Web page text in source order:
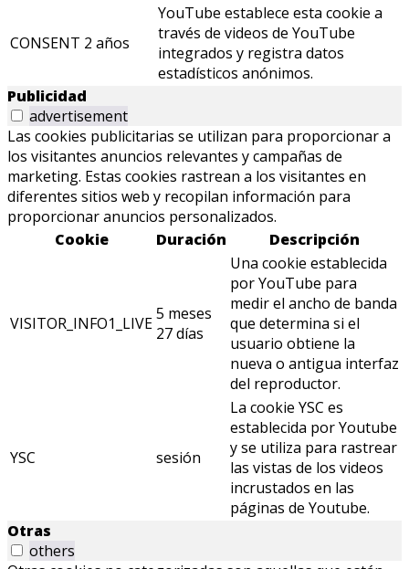
CONSENT 2 años
YouTube establece esta cookie a
través de videos de YouTube
integrados y registra datos
estadísticos anónimos.
Publicidad
advertisement
Las cookies publicitarias se utilizan para proporcionar a
los visitantes anuncios relevantes y campañas de
marketing. Estas cookies rastrean a los visitantes en
diferentes sitios web y recopilan información para
proporcionar anuncios personalizados.
Cookie
Duración Descripción
VISITOR_INFO1_LIVE5 meses
27 días
Una cookie establecida
por YouTube para
medir el ancho de banda
que determina si el
usuario obtiene la
nueva o antigua interfaz
del reproductor.
YSC sesión
La cookie YSC es
establecida por Youtube
y se utiliza para rastrear
las vistas de los videos
incrustados en las
páginas de Youtube.
Otras
others